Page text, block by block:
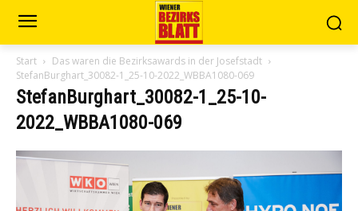
Start
Das waren die Bezirksawards in der Josefstadt
StefanBurghart_30082-1_25-10-2022_WBBA1080-069
StefanBurghart_30082-1_25-10-
2022_WBBA1080-069